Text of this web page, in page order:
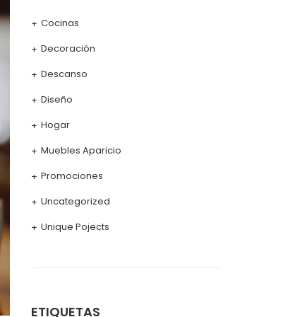
Cocinas
Decoración
Descanso
Diseño
Hogar
Muebles Aparicio
Promociones
Uncategorized
Unique Pojects
ETIQUETAS